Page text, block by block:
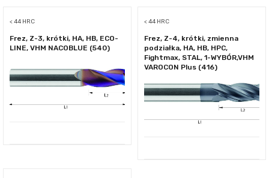
< 44 HRC
Frez, Z-3, krótki, HA, HB, ECO-
LINE, VHM NACOBLUE (540)
< 44 HRC
Frez, Z-4, krótki, zmienna
podziałka, HA, HB, HPC,
Fightmax, STAL, 1-WYBÓR,VHM
VAROCON Plus (416)